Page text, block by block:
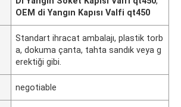
OEM di Yangın Kapısı Valfi qt450
Standart ihracat ambalajı, plastik torb
a, dokuma çanta, tahta sandık veya g
erektiği gibi.
negotiable